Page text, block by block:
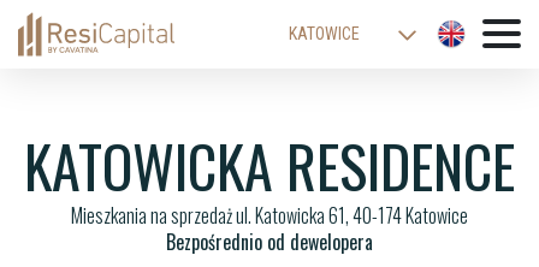
KATOWICE
WROCŁAW
KRAKÓW
BIELSKO-BIAŁA
KATOWICKA RESIDENCE
Mieszkania na sprzedaż ul. Katowicka 61, 40-174 Katowice
Bezpośrednio od dewelopera